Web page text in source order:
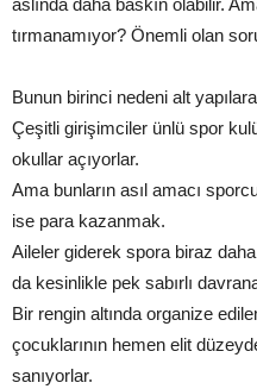
aslında daha baskın olabilir.
tırmanamıyor? Önemli olan
Bunun birinci nedeni alt
Çeşitli girişimciler ünlü spor
okullar açıyorlar.
Ama bunların asıl amacı
ise para kazanmak.
Aileler giderek spora biraz
da kesinlikle pek sabırlı
Bir rengin altında organize
çocuklarının hemen elit
sanıyorlar.